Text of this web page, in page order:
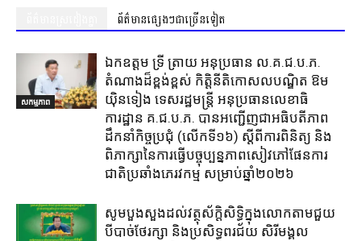
ព័ត៌មានផ្សេងៗជាច្រើនទៀត
សកម្មភាព
ឯកឧត្តម ទ្រី ត្រាយ អនុប្រធាន ល.គ.ជ.ប.ភ.
តំណាងដ៏ខ្ពង់ខ្ពស់ កិត្តិនីតិកោសលបណ្ឌិត ឱម
យ៉ិនទៀង ទេសរដ្ឋមន្ត្រី អនុប្រធានលេខាធិ
ការដ្ឋាន គ.ជ.ប.ភ. បានអញ្ជើញជាអធិបតីភាព
ដឹកនាំកិច្ចប្រជុំ (លេីកទី១៦) ស្តីពីការពិនិត្យ​ និង
ពិភាក្សានៃការធ្វេីបច្ចុប្បន្នភាពសៀវភៅផែនការ
ជាតិប្រឆាំងភេរវកម្ម​ សម្រាប់ឆ្នាំ២០២៦​
សូមបួងសួងដល់វត្ថុស័ក្តិសិទ្ធិក្នុងលោកតាមជួយ
បីបាច់ថែរក្សា និងប្រសិទ្ធពរជ័យ សិរីមង្គល